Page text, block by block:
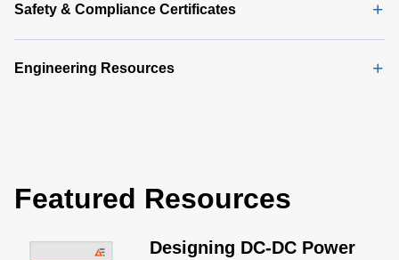
Safety & Compliance Certificates
Engineering Resources
Featured Resources
Designing DC-DC Power